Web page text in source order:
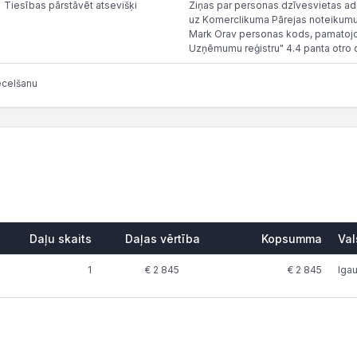
Tiesības pārstāvēt atsevišķi
Ziņas par personas dzīvesvietas
uz Komerclikuma Pārejas
Mark Orav personas kods,
Uzņēmumu reģistru" 4.4 panta otro
Daļu skaits Daļas vērtība Kopsumma
1 € 2 845 € 2 845